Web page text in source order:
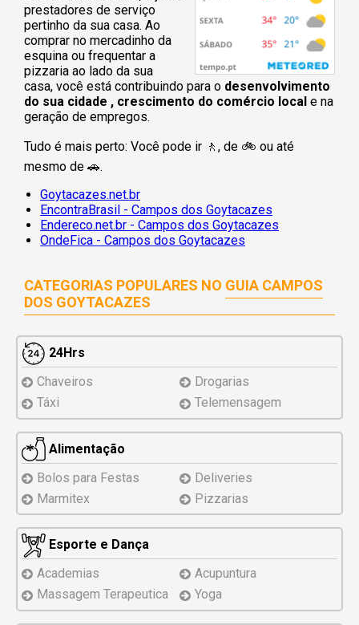
prestadores de serviço
pertinho da sua casa. Ao
comprar no mercadinho da
esquina ou frequentar a
pizzaria ao lado da sua
casa, você está contribuindo para o desenvolvimento
do sua cidade , crescimento do comércio local e na
geração de empregos.
Tudo é mais perto: Você pode ir 🚶‍, de 🚲 ou até
mesmo de 🚗.
Goytacazes.net.br
EncontraBrasil - Campos dos Goytacazes
Endereco.net.br - Campos dos Goytacazes
OndeFica - Campos dos Goytacazes
CATEGORIAS POPULARES NO GUIA CAMPOS
DOS GOYTACAZES
24Hrs
Chaveiros
Drogarias
Táxi
Telemensagem
Alimentação
Bolos para Festas
Deliveries
Marmitex
Pizzarias
Esporte e Dança
Academias
Acupuntura
Massagem Terapeutica
Yoga